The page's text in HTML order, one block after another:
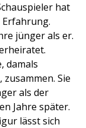
hat
jünger als er.
damals
Sie
als der
Jahre später.
lässt sich